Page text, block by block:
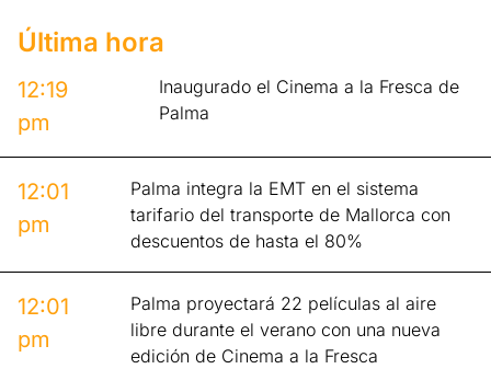
Última hora
12:19
pm
Inaugurado el Cinema a la Fresca de
Palma
12:01
pm
Palma integra la EMT en el sistema
tarifario del transporte de Mallorca con
descuentos de hasta el 80%
12:01
pm
Palma proyectará 22 películas al aire
libre durante el verano con una nueva
edición de Cinema a la Fresca